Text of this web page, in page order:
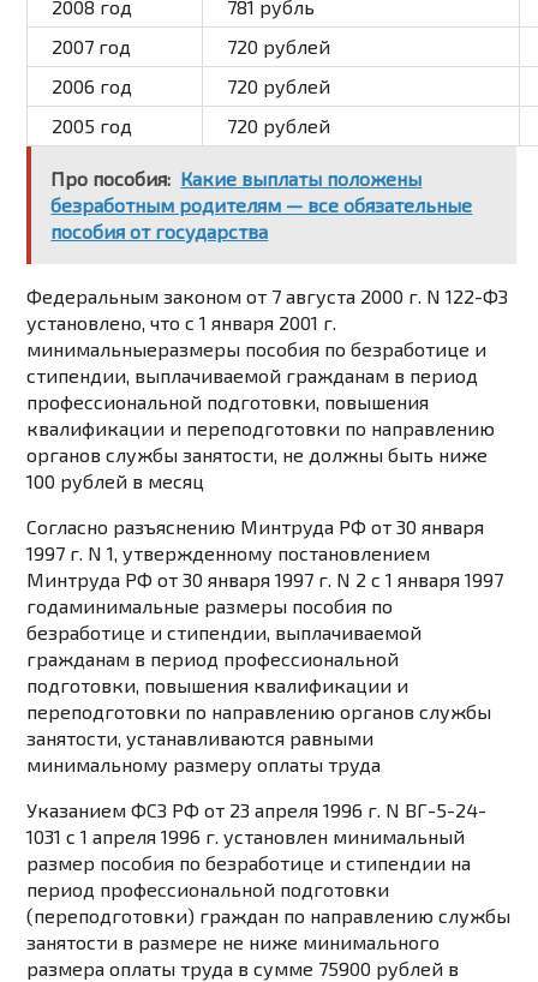
2008 год
781 рубль
2007 год
720 рублей
2006 год
720 рублей
2005 год 720 рублей
Про пособия: Какие выплаты положены
безработным родителям — все обязательные
пособия от государства
Федеральным законом от 7 августа 2000 г. N 122-ФЗ
установлено, чтос 1 января 2001 г.
минимальныеразмеры пособия по безработице и
стипендии, выплачиваемой гражданам в период
профессиональной подготовки, повышения
квалификации и переподготовки по направлению
органов службы занятости, не должны быть ниже
100 рублей в месяц
Согласно разъяснению Минтруда РФ от 30 января
1997 г. N 1, утвержденному постановлением
Минтруда РФ от 30 января 1997 г. N 2с 1 января 1997
годаминимальные размеры пособия по
безработице и стипендии, выплачиваемой
гражданам в период профессиональной
подготовки, повышения квалификации и
переподготовки по направлению органов службы
занятости, устанавливаются равными
минимальному размеру оплаты труда
Указанием ФСЗ РФ от 23 апреля 1996 г. N ВГ-5-24-
1031 с 1 апреля 1996 г. установлен минимальный
размер пособия по безработице и стипендии на
период профессиональной подготовки
(переподготовки) граждан по направлению службы
занятости в размере не ниже минимального
размера оплаты труда в сумме 75900 рублей в